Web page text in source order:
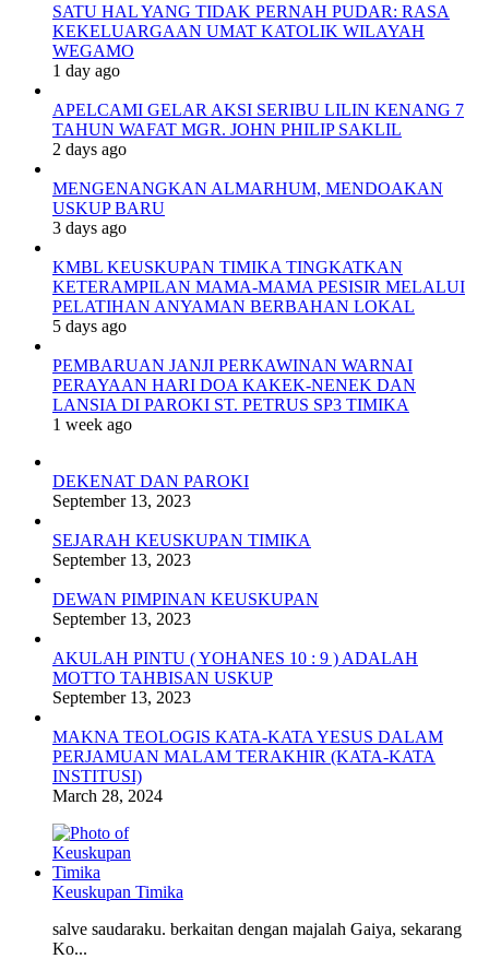
SATU HAL YANG TIDAK PERNAH PUDAR: RASA
KEKELUARGAAN UMAT KATOLIK WILAYAH
WEGAMO
1 day ago
APELCAMI GELAR AKSI SERIBU LILIN KENANG 7
TAHUN WAFAT MGR. JOHN PHILIP SAKLIL
2 days ago
MENGENANGKAN ALMARHUM, MENDOAKAN
USKUP BARU
3 days ago
KMBL KEUSKUPAN TIMIKA TINGKATKAN
KETERAMPILAN MAMA-MAMA PESISIR MELALUI
PELATIHAN ANYAMAN BERBAHAN LOKAL
5 days ago
PEMBARUAN JANJI PERKAWINAN WARNAI
PERAYAAN HARI DOA KAKEK-NENEK DAN
LANSIA DI PAROKI ST. PETRUS SP3 TIMIKA
1 week ago
DEKENAT DAN PAROKI
September 13, 2023
SEJARAH KEUSKUPAN TIMIKA
September 13, 2023
DEWAN PIMPINAN KEUSKUPAN
September 13, 2023
AKULAH PINTU ( YOHANES 10 : 9 ) ADALAH
MOTTO TAHBISAN USKUP
September 13, 2023
MAKNA TEOLOGIS KATA-KATA YESUS DALAM
PERJAMUAN MALAM TERAKHIR (KATA-KATA
INSTITUSI)
March 28, 2024
Keuskupan Timika
salve saudaraku. berkaitan dengan majalah Gaiya, sekarang
Ko...